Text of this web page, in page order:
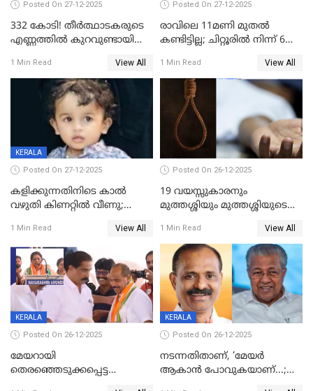
Posted On 27-12-2025
332 കോടി! തീർത്ഥാടകരുടെ
എണ്ണത്തിൽ കുറവുണ്ടായിട്ടും
കുതിച്ചുയരുന്നു
1 Min Read View All
Posted On 27-12-2025
രാവിലെ 11മണി മുതൽ
കണ്ടിട്ടില്ല; ചിറ്റൂരിൽ നിന്ന് 6
1 Min Read View All
KERALA
Posted On 27-12-2025
കളിക്കുന്നതിനിടെ കാൽ
വഴുതി കിണറ്റിൽ വീണു;
ദാരുണാന്ത്യം
1 Min Read View All
Posted On 26-12-2025
19 വയസ്സുകാരനും
മുത്തശ്ശിയും മുത്തശ്ശിയുടെ
മരിച്ചനിലയിൽ
1 Min Read View All
KERALA
Posted On 26-12-2025
മേയറായി
തെരഞ്ഞെടുക്കപ്പെട്ട
KERALA
Posted On 26-12-2025
നടന്നതിതാണ്, ‘മേയർ
ആകാൻ പോവുകയാണ്...;